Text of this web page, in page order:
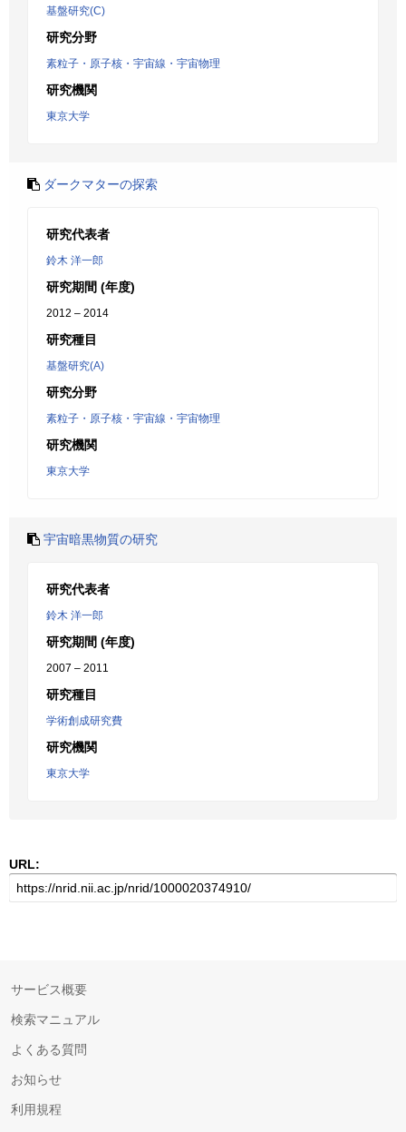
基盤研究(C)
研究分野
素粒子・原子核・宇宙線・宇宙物理
研究機関
東京大学
ダークマターの探索
研究代表者
鈴木 洋一郎
研究期間 (年度)
2012 – 2014
研究種目
基盤研究(A)
研究分野
素粒子・原子核・宇宙線・宇宙物理
研究機関
東京大学
宇宙暗黒物質の研究
研究代表者
鈴木 洋一郎
研究期間 (年度)
2007 – 2011
研究種目
学術創成研究費
研究機関
東京大学
URL:
サービス概要
検索マニュアル
よくある質問
お知らせ
利用規程